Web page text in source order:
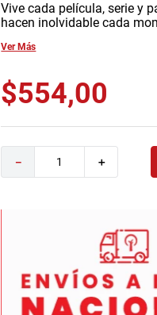
Vive cada película, serie y
hacen inolvidable cada
Ver Más
$554,00
＋
－